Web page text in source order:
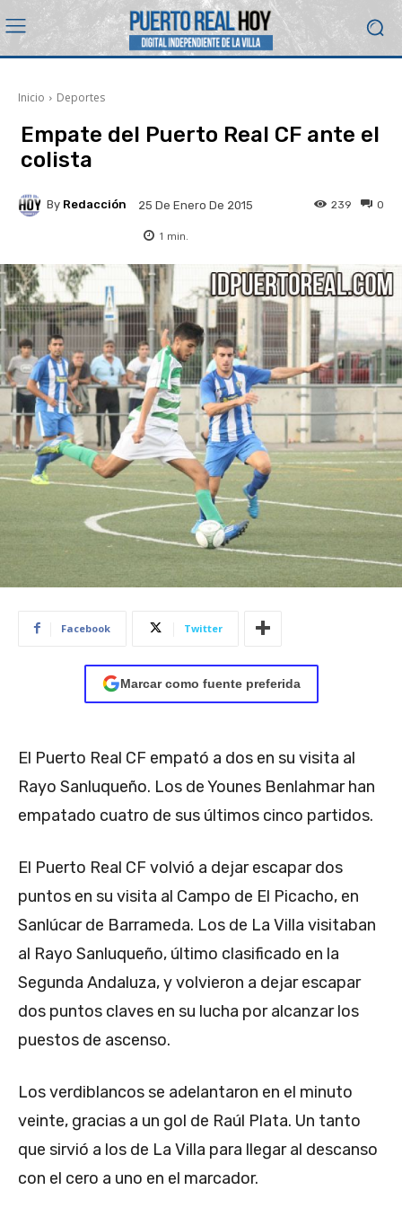
Inicio Deportes
Empate del Puerto Real CF ante el
colista
By Redacción 25 De Enero De 2015 0
239
1 min.
Facebook Twitter
Marcar como fuente preferida
El Puerto Real CF empató a dos en su visita al
Rayo Sanluqueño. Los de Younes Benlahmar han
empatado cuatro de sus últimos cinco partidos.
El Puerto Real CF volvió a dejar escapar dos
puntos en su visita al Campo de El Picacho, en
Sanlúcar de Barrameda. Los de La Villa visitaban
al Rayo Sanluqueño, último clasificado en la
Segunda Andaluza, y volvieron a dejar escapar
dos puntos claves en su lucha por alcanzar los
puestos de ascenso.
Los verdiblancos se adelantaron en el minuto
veinte, gracias a un gol de Raúl Plata. Un tanto
que sirvió a los de La Villa para llegar al descanso
con el cero a uno en el marcador.